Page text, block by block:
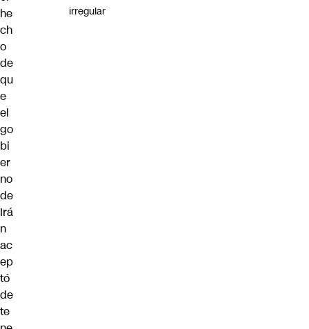
he
ch
o
de
qu
e
el
go
bi
er
no
de
Irá
n
ac
ep
tó
de
te
irregular